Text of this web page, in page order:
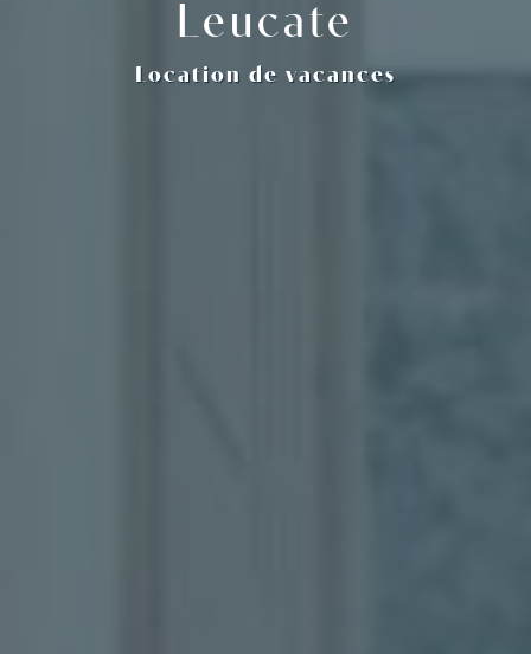
Leucate
Location de vacances